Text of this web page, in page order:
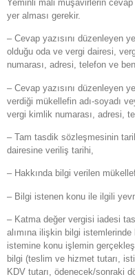
Yeminli mali müşavirlerin cevap
yer alması gerekir.
– Cevap yazısını düzenleyen
olduğu oda ve vergi dairesi,
numarası, adresi, telefon ve
– Cevap yazısını düzenleyen
verdiği mükellefin adı-soyadı
vergi kimlik numarası, adresi,
– Tam tasdik sözleşmesinin
dairesine veriliş tarihi,
– Hakkında bilgi verilen
– Bilgi istenen konu ile ilgili
– Katma değer vergisi iadesi
alımına ilişkin bilgi
istemine konu işlemin
bilgi (teslim ve hizmet tutarı,
KDV tutarı, ödenecek/sonraki